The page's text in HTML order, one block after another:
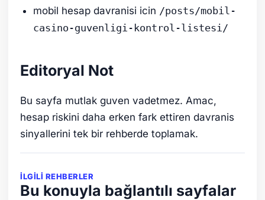
mobil hesap davranisi icin /posts/mobil-
casino-guvenligi-kontrol-listesi/
Editoryal Not
Bu sayfa mutlak guven vadetmez. Amac,
hesap riskini daha erken fark ettiren davranis
sinyallerini tek bir rehberde toplamak.
İLGILI REHBERLER
Bu konuyla bağlantılı sayfalar